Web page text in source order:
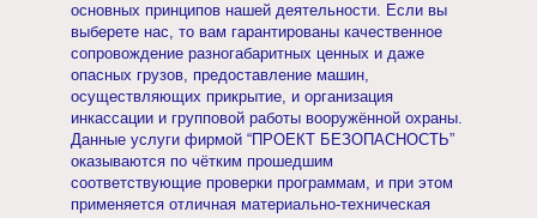
основных принципов нашей деятельности. Если вы
выберете нас, то вам гарантированы качественное
сопровождение разногабаритных ценных и даже
опасных грузов, предоставление машин,
осуществляющих прикрытие, и организация
инкассации и групповой работы вооружённой охраны.
Данные услуги фирмой “ПРОЕКТ БЕЗОПАСНОСТЬ”
оказываются по чётким прошедшим
соответствующие проверки программам, и при этом
применяется отличная материально-техническая